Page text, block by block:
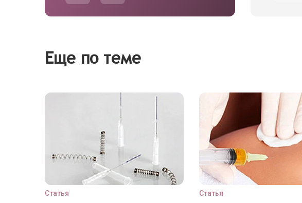
Еще по теме
Статья Статья